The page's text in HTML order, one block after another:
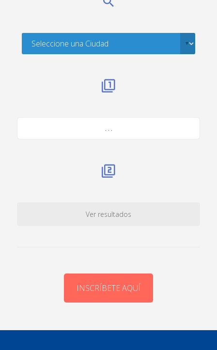
. . .
Ver resultados
INSCRÍBETE AQUÍ